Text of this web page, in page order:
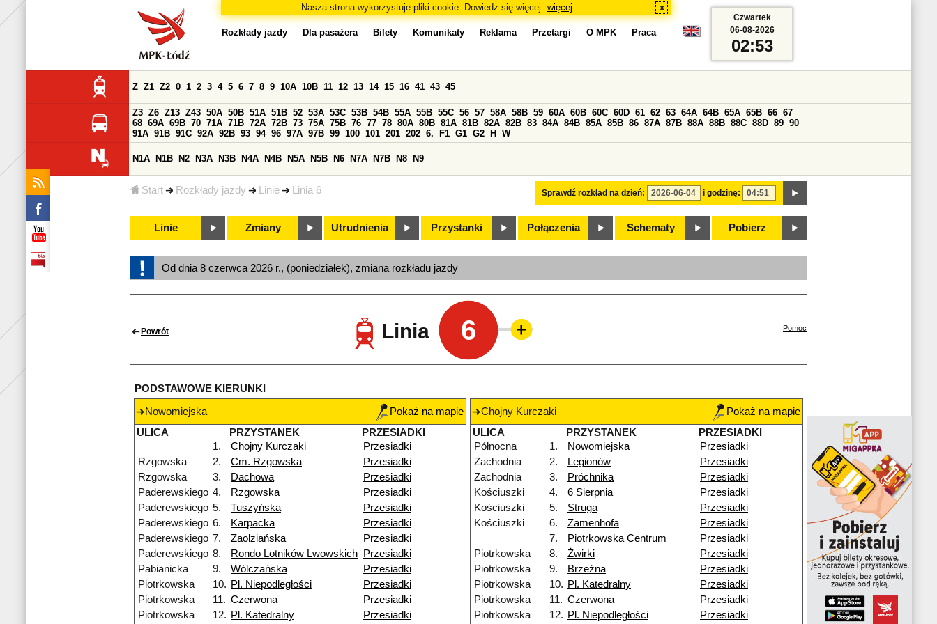
Nasza strona wykorzystuje pliki cookie. Dowiedz się więcej. więcej x
Start Rozkłady jazdy Linie Linia 6
Rozkłady jazdy Dla pasażera Bilety Komunikaty Reklama Przetargi O MPK Praca
Sprawdź rozkład na dzień: i godzinę:
Z Z1 Z2 0 1 2 3 4 5 6 7 8 9 10A 10B 11 12 13 14 15 16 41 43 45
Z3 Z6 Z13 Z43 50A 50B 51A 51B 52 53A 53C 53B 54B 55A 55B 55C 56 57 58A 58B 59 60A 60B 60C 60D 61 62 63 64A 64B 65A 65B 66 67
68 69A 69B 70 71A 71B 72A 72B 73 75A 75B 76 77 78 80A 80B 81A 81B 82A 82B 83 84A 84B 85A 85B 86 87A 87B 88A 88B 88C 88D 89 90
91A 91B 91C 92A 92B 93 94 96 97A 97B 99 100 101 201 202 6. F1 G1 G2 H W
N1A N1B N2 N3A N3B N4A N4B N5A N5B N6 N7A N7B N8 N9
Linie Zmiany Utrudnienia Przystanki Połączenia Schematy Pobierz
Czwartek
06-08-2026
02:53
Od dnia 8 czerwca 2026 r., (poniedziałek), zmiana rozkładu jazdy
Powrót Linia 6 Pomoc
PODSTAWOWE KIERUNKI
Nowomiejska
Pokaż na mapie
ULICA
PRZYSTANEK
PRZESIADKI
1.
Chojny Kurczaki
Przesiadki
Rzgowska
2. Cm. Rzgowska
Przesiadki
Rzgowska
3. Dachowa
Przesiadki
Paderewskiego 4. Rzgowska
Przesiadki
Paderewskiego 5. Tuszyńska
Przesiadki
Paderewskiego 6. Karpacka
Przesiadki
Paderewskiego 7. Zaolziańska
Przesiadki
Paderewskiego 8. Rondo Lotników Lwowskich
Przesiadki
Pabianicka
9. Wólczańska
Przesiadki
Piotrkowska
10. Pl. Niepodległości
Przesiadki
Piotrkowska
11. Czerwona
Przesiadki
Piotrkowska
12. Pl. Katedralny Przesiadki
Chojny Kurczaki
Pokaż na mapie
ULICA
PRZYSTANEK
PRZESIADKI
Północna
1. Nowomiejska
Przesiadki
Zachodnia
2. Legionów
Przesiadki
Zachodnia
3. Próchnika
Przesiadki
Kościuszki
4. 6 Sierpnia
Przesiadki
Kościuszki
5. Struga
Przesiadki
Kościuszki
6. Zamenhofa
Przesiadki
7.
Piotrkowska Centrum
Przesiadki
Piotrkowska
8. Żwirki
Przesiadki
Piotrkowska
9. Brzeźna
Przesiadki
Piotrkowska
10. Pl. Katedralny
Przesiadki
Piotrkowska
11. Czerwona
Przesiadki
Piotrkowska
12. Pl. Niepodległości Przesiadki